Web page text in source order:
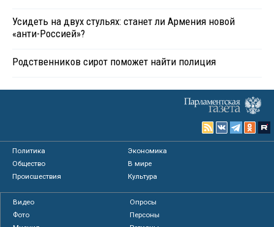
Усидеть на двух стульях: станет ли Армения новой
«анти-Россией»?
Родственников сирот поможет найти полиция
Политика
Экономика
Общество
В мире
Происшествия
Культура
Видео
Опросы
Фото
Персоны